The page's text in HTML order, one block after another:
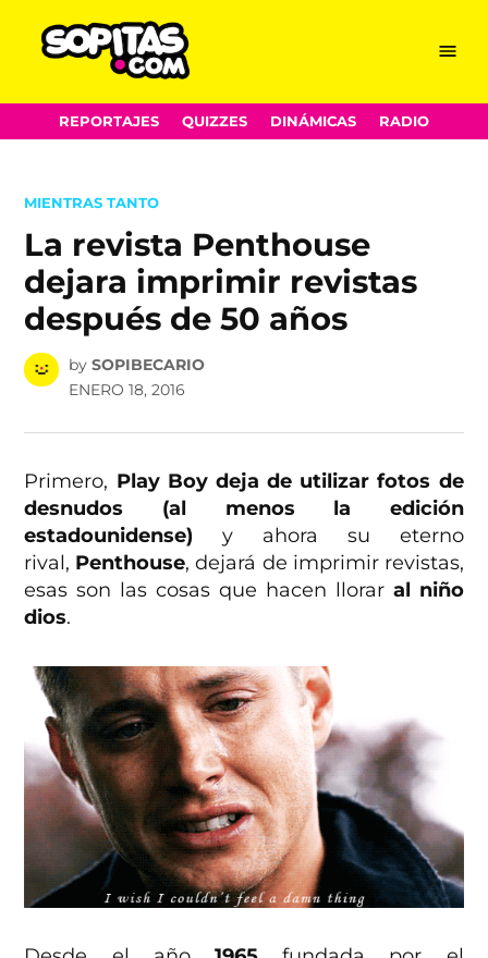
Skip
to
Menu
REPORTAJES QUIZZES DINÁMICAS RADIO
POSTED
MIENTRAS TANTO
La revista Penthouse
dejara imprimir revistas
después de 50 años
by SOPIBECARIO
ENERO 18, 2016
Primero, Play Boy deja de utilizar fotos de
desnudos (al menos la edición
estadounidense) y ahora su eterno
rival, Penthouse, dejará de imprimir revistas,
esas son las cosas que hacen lloraral niño
dios.